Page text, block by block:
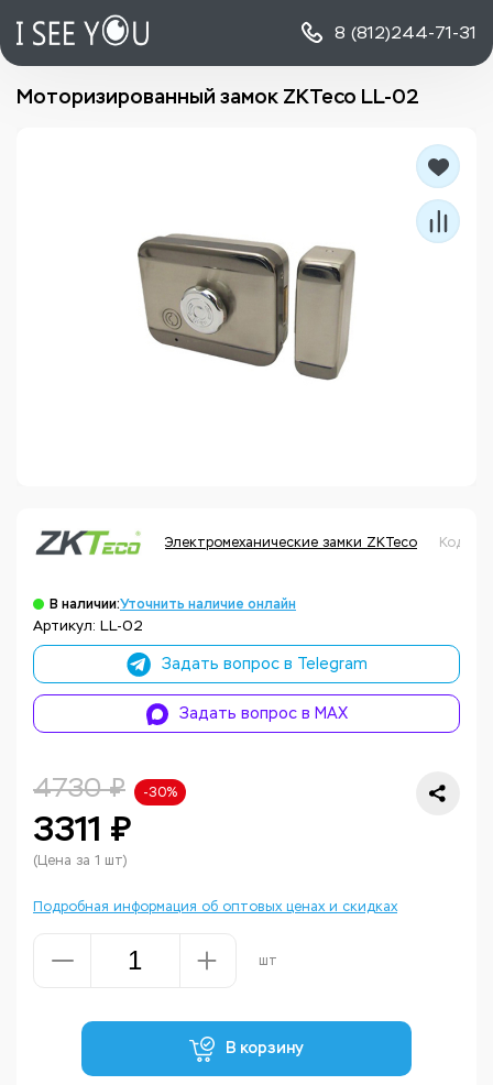
8 (812)244-71-31
Моторизированный замок ZKTeco LL-02
Электромеханические замки ZKTeco Код
В наличии:Уточнить наличие онлайн
Артикул: LL-02
Задать вопрос в Telegram
Задать вопрос в MAX
4730 ₽ -30%
3311 ₽
(Цена за 1 шт)
Подробная информация об оптовых ценах и скидках
шт
В корзину